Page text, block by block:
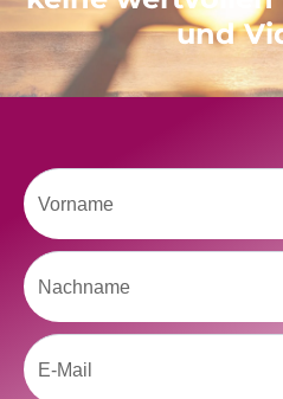
und
Vorname
Nachname
Email